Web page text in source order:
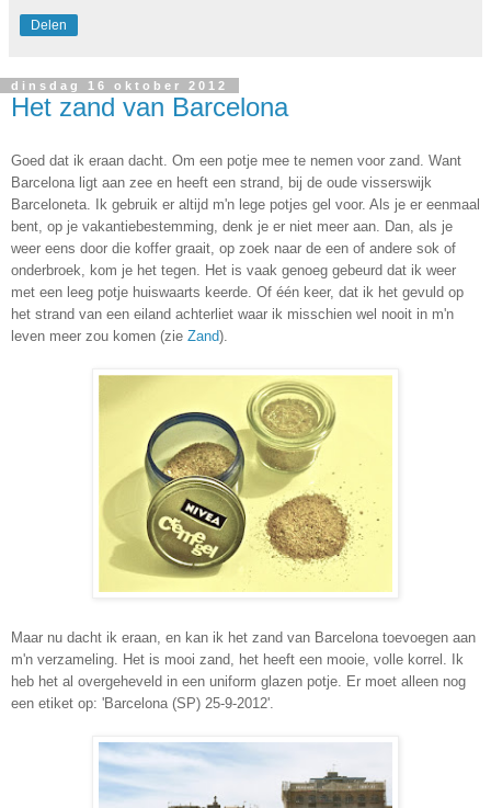
Delen
dinsdag 16 oktober 2012
Het zand van Barcelona
Goed dat ik eraan dacht. Om een potje mee te nemen voor zand. Want
Barcelona ligt aan zee en heeft een strand, bij de oude visserswijk
Barceloneta. Ik gebruik er altijd m'n lege potjes gel voor. Als je er eenmaal
bent, op je vakantiebestemming, denk je er niet meer aan. Dan, als je
weer eens door die koffer graait, op zoek naar de een of andere sok of
onderbroek, kom je het tegen. Het is vaak genoeg gebeurd dat ik weer
met een leeg potje huiswaarts keerde. Of één keer, dat ik het gevuld op
het strand van een eiland achterliet waar ik misschien wel nooit in m'n
leven meer zou komen (zie Zand).
Maar nu dacht ik eraan, en kan ik het zand van Barcelona toevoegen aan
m'n verzameling. Het is mooi zand, het heeft een mooie, volle korrel. Ik
heb het al overgeheveld in een uniform glazen potje. Er moet alleen nog
een etiket op: 'Barcelona (SP) 25-9-2012'.